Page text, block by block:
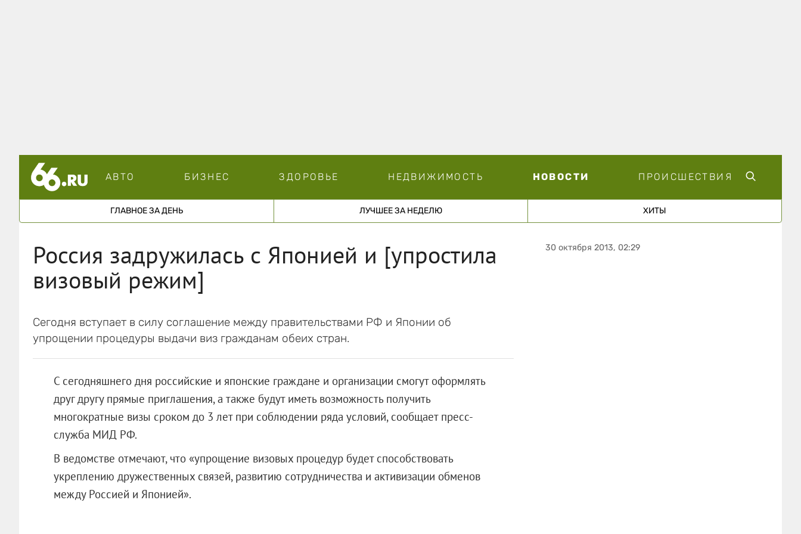
АВТО БИЗНЕС ЗДОРОВЬЕ НЕДВИЖИМОСТЬ НОВОСТИ ПРОИСШЕСТВИЯ
ГЛАВНОЕ ЗА ДЕНЬ ЛУЧШЕЕ ЗА НЕДЕЛЮ ХИТЫ
Россия задружилась с Японией и [упростила
визовый режим]
Сегодня вступает в силу соглашение между правительствами РФ и Японии об
упрощении процедуры выдачи виз гражданам обеих стран.
С сегодняшнего дня российские и японские граждане и организации смогут оформлять
друг другу прямые приглашения, а также будут иметь возможность получить
многократные визы сроком до 3 лет при соблюдении ряда условий, сообщает пресс-
служба МИД РФ.
В ведомстве отмечают, что «упрощение визовых процедур будет способствовать
укреплению дружественных связей, развитию сотрудничества и активизации обменов
между Россией и Японией».
30 октября 2013, 02:29